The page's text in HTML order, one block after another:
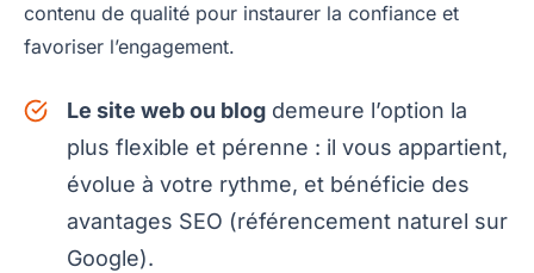
contenu de qualité pour instaurer la confiance et
favoriser l’engagement.
Le site web ou blog demeure l’option la
plus flexible et pérenne : il vous appartient,
évolue à votre rythme, et bénéficie des
avantages SEO (référencement naturel sur
Google).